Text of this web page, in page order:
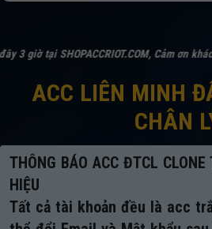
Cảm ơn khách hàng vừa mua acc
ACC LIÊN MINH
CHÂN
THÔNG BÁO ACC ĐTCL
HIỆU
Tất cả tài khoản đều là acc